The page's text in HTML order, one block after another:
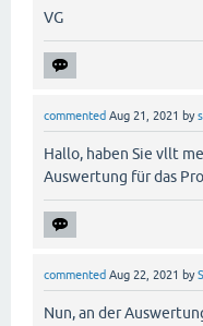
VG
commented Aug 21, 2021 by
Hallo, haben Sie vllt
Auswertung für das
commented Aug 22, 2021 by
Nun, an der